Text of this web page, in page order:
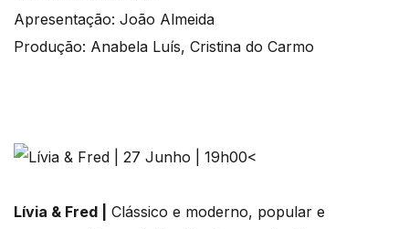
Apresentação: João Almeida
Produção: Anabela Luís, Cristina do Carmo
<
Lívia & Fred |
Clássico e moderno, popular e